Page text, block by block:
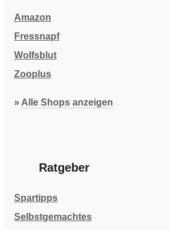
Amazon
Fressnapf
Wolfsblut
Zooplus
» Alle Shops anzeigen
Ratgeber
Spartipps
Selbstgemachtes